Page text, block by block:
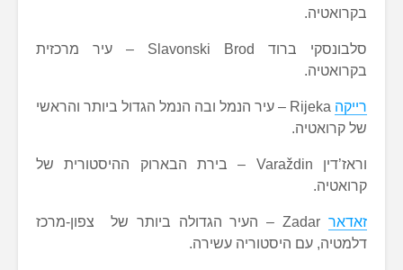
בקרואטיה.
סלבונסקי ברוד Slavonski Brod – עיר מרכזית
בקרואטיה.
רייקה
Rijeka – עיר הנמל ובה הנמל הגדול ביותר והראשי
של קרואטיה.
וראז’דין Varaždin – בירת הבארוק ההיסטורית של
קרואטיה.
זאדאר
Zadar – העיר הגדולה ביותר של צפון-מרכז
דלמטיה, עם היסטוריה עשירה.